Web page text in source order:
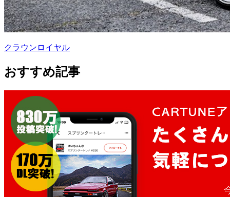
クラウンロイヤル
おすすめ記事